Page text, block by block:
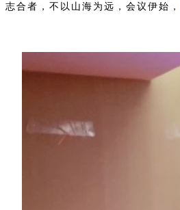
志合者，不以山海为远，会议伊始，